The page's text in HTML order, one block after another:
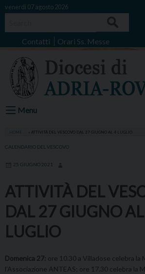
Skip
venerdì 07 agosto 2026
Contatti Orari Ss. Messe
Menu
HOME ATTIVITÀ DEL VESCOVO DAL 27 GIUGNO AL 4 LUGLIO
CALENDARIO DEL VESCOVO
25 GIUGNO 2021
ATTIVITÀ DEL
DAL 27 GIUGNO
LUGLIO
Domenica 27: ore 10.30 a Villadose celebra la
l’Associazione ANTEAS; ore 17.30 celebra la